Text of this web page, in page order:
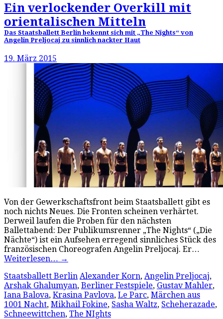
Ein verlockender Overkill mit
orientalischen Mitteln
Das Staatsballett Berlin bekennt sich mit „The Nights“ von
Angelin Preljocaj zu sinnlich nackter Haut
19. März 2015
Von der Gewerkschaftsfront beim Staatsballett gibt es
noch nichts Neues. Die Fronten scheinen verhärtet.
Derweil laufen die Proben für den nächsten
Ballettabend: Der Publikumsrenner „The Nights“ („Die
Nächte“) ist ein Aufsehen erregend sinnliches Stück des
französischen Choreografen Angelin Preljocaj. Er…
Weiterlesen… →
Staatsballett Berlin Alexander Korn, Angelin Preljocaj,
Arshak Ghalumyan, Berliner Festspiele, Gustav Mahler,
Iana Balova, Krasina Pavlova, Le Parc, Märchen aus
1001 Nacht, Mikhail Fokine, Sasha Waltz, Scheherazade,
Schneewittchen, The NIghts